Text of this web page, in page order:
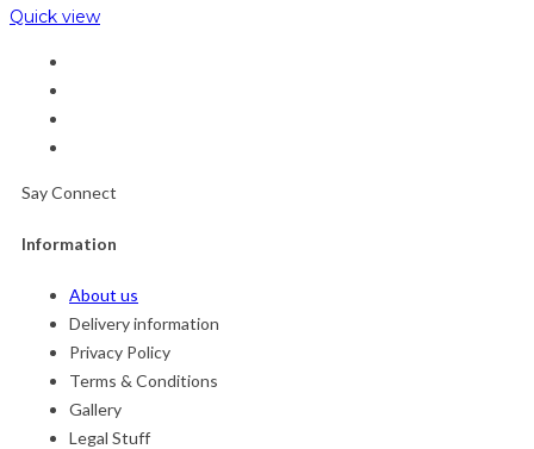
Quick view
Say Connect
Information
About us
Delivery information
Privacy Policy
Terms & Conditions
Gallery
Legal Stuff